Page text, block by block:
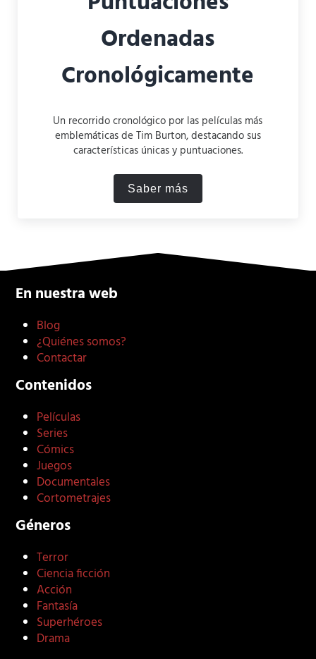
Ordenadas
Cronológicamente
Un recorrido cronológico por las películas más
emblemáticas de Tim Burton, destacando sus
características únicas y puntuaciones.
Saber másLas 13 Mejores Películas
En nuestra web
Blog
¿Quiénes somos?
Contactar
Contenidos
Películas
Series
Cómics
Juegos
Documentales
Cortometrajes
Géneros
Terror
Ciencia ficción
Acción
Fantasía
Superhéroes
Drama